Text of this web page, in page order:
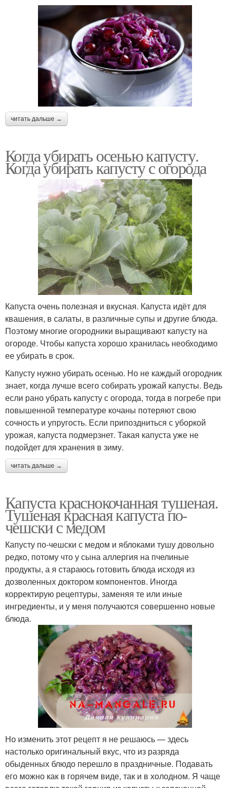
читать дальше →
Когда убирать осенью капусту.
Когда убирать капусту с огорода
Капуста очень полезная и вкусная. Капуста идёт для
квашения, в салаты, в различные супы и другие блюда.
Поэтому многие огородники выращивают капусту на
огороде. Чтобы капуста хорошо хранилась необходимо
ее убирать в срок.
Капусту нужно убирать осенью. Но не каждый огородник
знает, когда лучше всего собирать урожай капусты. Ведь
если рано убрать капусту с огорода, тогда в погребе при
повышенной температуре кочаны потеряют свою
сочность и упругость. Если припоздниться с уборкой
урожая, капуста подмерзнет. Такая капуста уже не
подойдет для хранения в зиму.
читать дальше →
Капуста краснокочанная тушеная.
Тушеная красная капуста по-
чешски с медом
Капусту по-чешски с медом и яблоками тушу довольно
редко, потому что у сына аллергия на пчелиные
продукты, а я стараюсь готовить блюда исходя из
дозволенных доктором компонентов. Иногда
корректирую рецептуры, заменяя те или иные
ингредиенты, и у меня получаются совершенно новые
блюда.
Но изменить этот рецепт я не решаюсь — здесь
настолько оригинальный вкус, что из разряда
обыденных блюдо перешло в праздничные. Подавать
его можно как в горячем виде, так и в холодном. Я чаще